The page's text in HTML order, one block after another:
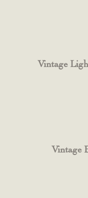
Vintage
Vintage